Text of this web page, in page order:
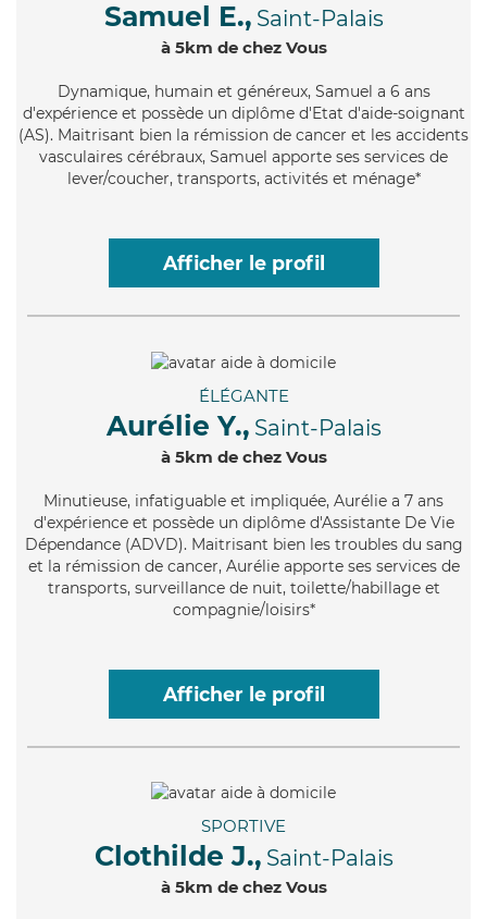
Samuel E., Saint-Palais
à 5km de chez Vous
Dynamique, humain et généreux, Samuel a 6 ans
d'expérience et possède un diplôme d'Etat d'aide-soignant
(AS). Maitrisant bien la rémission de cancer et les accidents
vasculaires cérébraux, Samuel apporte ses services de
lever/coucher, transports, activités et ménage*
Afficher le profil
ÉLÉGANTE
Aurélie Y., Saint-Palais
à 5km de chez Vous
Minutieuse, infatiguable et impliquée, Aurélie a 7 ans
d'expérience et possède un diplôme d'Assistante De Vie
Dépendance (ADVD). Maitrisant bien les troubles du sang
et la rémission de cancer, Aurélie apporte ses services de
transports, surveillance de nuit, toilette/habillage et
compagnie/loisirs*
Afficher le profil
SPORTIVE
Clothilde J., Saint-Palais
à 5km de chez Vous